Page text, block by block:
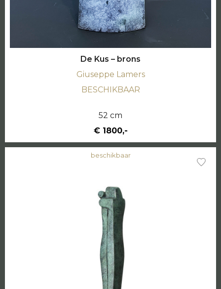
De Kus – brons
Giuseppe Lamers
BESCHIKBAAR
52 cm
€ 1800,-
beschikbaar